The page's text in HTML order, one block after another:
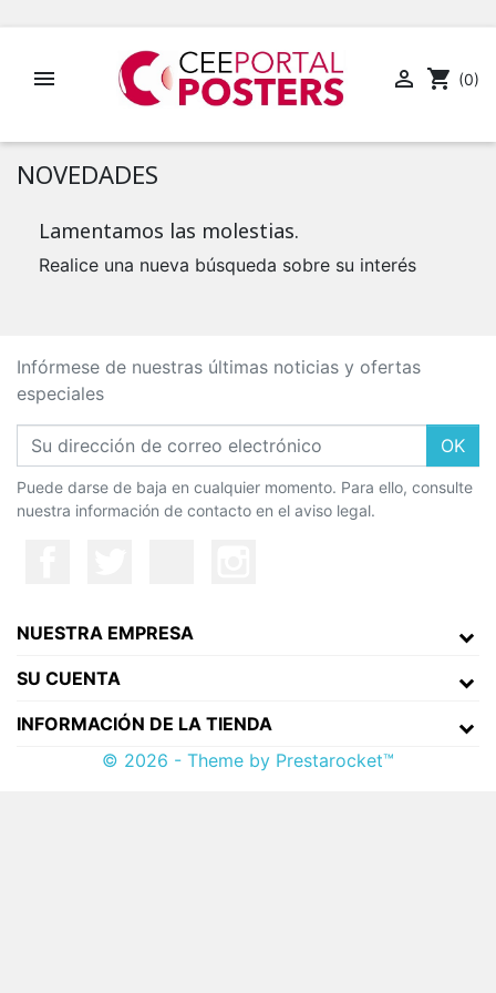
  shopping_cart (0)
NOVEDADES
Lamentamos las molestias.
Realice una nueva búsqueda sobre su interés
Infórmese de nuestras últimas noticias y ofertas
especiales
OK
Puede darse de baja en cualquier momento. Para ello, consulte
nuestra información de contacto en el aviso legal.
NUESTRA EMPRESA
SU CUENTA
INFORMACIÓN DE LA TIENDA
© 2026 - Theme by Prestarocket™